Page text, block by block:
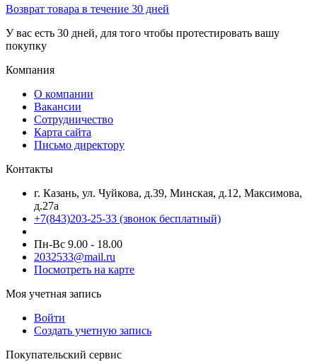
Возврат товара в течение 30 дней
У вас есть 30 дней, для того чтобы протестировать вашу
покупку
Компания
О компании
Вакансии
Сотрудничество
Карта сайта
Письмо директору
Контакты
г. Казань, ул. Чуйкова, д.39, Минская, д.12, Максимова,
д.27а
+7(843)203-25-33 (звонок бесплатный)
Пн-Вс 9.00 - 18.00
2032533@mail.ru
Посмотреть на карте
Моя учетная запись
Войти
Создать учетную запись
Покупательский сервис